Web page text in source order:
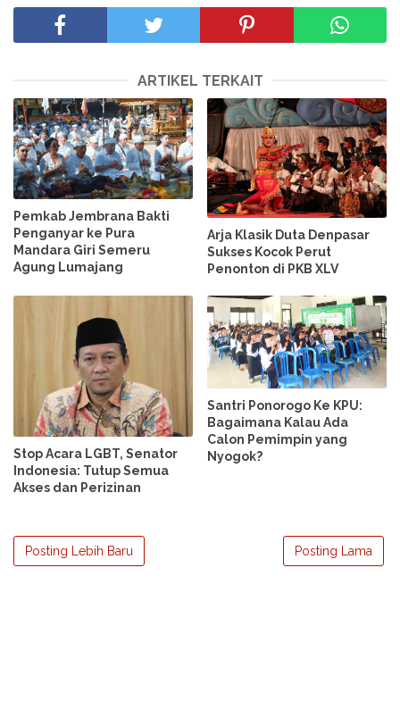
ARTIKEL TERKAIT
Pemkab Jembrana Bakti
Penganyar ke Pura
Mandara Giri Semeru
Agung Lumajang
Arja Klasik Duta Denpasar
Sukses Kocok Perut
Penonton di PKB XLV
Stop Acara LGBT, Senator
Indonesia: Tutup Semua
Akses dan Perizinan
Santri Ponorogo Ke KPU:
Bagaimana Kalau Ada
Calon Pemimpin yang
Nyogok?
Posting Lebih Baru Posting Lama